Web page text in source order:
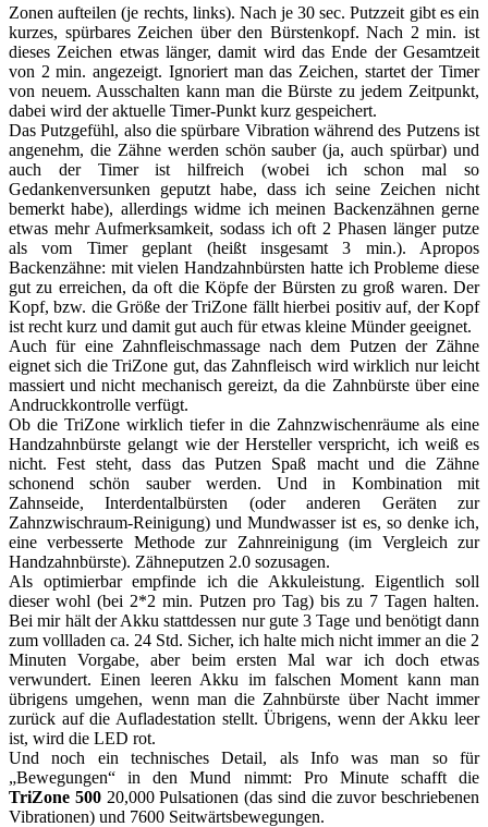
Zonen aufteilen (je rechts, links). Nach je 30 sec. Putzzeit gibt es ein
kurzes, spürbares Zeichen über den Bürstenkopf. Nach 2 min. ist
dieses Zeichen etwas länger, damit wird das Ende der Gesamtzeit
von 2 min. angezeigt. Ignoriert man das Zeichen, startet der Timer
von neuem. Ausschalten kann man die Bürste zu jedem Zeitpunkt,
dabei wird der aktuelle Timer-Punkt kurz gespeichert.
Das Putzgefühl, also die spürbare Vibration während des Putzens ist
angenehm, die Zähne werden schön sauber (ja, auch spürbar) und
auch der Timer ist hilfreich (wobei ich schon mal so
Gedankenversunken geputzt habe, dass ich seine Zeichen nicht
bemerkt habe), allerdings widme ich meinen Backenzähnen gerne
etwas mehr Aufmerksamkeit, sodass ich oft 2 Phasen länger putze
als vom Timer geplant (heißt insgesamt 3 min.). Apropos
Backenzähne: mit vielen Handzahnbürsten hatte ich Probleme diese
gut zu erreichen, da oft die Köpfe der Bürsten zu groß waren. Der
Kopf, bzw. die Größe der TriZone fällt hierbei positiv auf, der Kopf
ist recht kurz und damit gut auch für etwas kleine Münder geeignet.
Auch für eine Zahnfleischmassage nach dem Putzen der Zähne
eignet sich die TriZone gut, das Zahnfleisch wird wirklich nur leicht
massiert und nicht mechanisch gereizt, da die Zahnbürste über eine
Andruckkontrolle verfügt.
Ob die TriZone wirklich tiefer in die Zahnzwischenräume als eine
Handzahnbürste gelangt wie der Hersteller verspricht, ich weiß es
nicht. Fest steht, dass das Putzen Spaß macht und die Zähne
schonend schön sauber werden. Und in Kombination mit
Zahnseide, Interdentalbürsten (oder anderen Geräten zur
Zahnzwischraum-Reinigung) und Mundwasser ist es, so denke ich,
eine verbesserte Methode zur Zahnreinigung (im Vergleich zur
Handzahnbürste). Zähneputzen 2.0 sozusagen.
Als optimierbar empfinde ich die Akkuleistung. Eigentlich soll
dieser wohl (bei 2*2 min. Putzen pro Tag) bis zu 7 Tagen halten.
Bei mir hält der Akku stattdessen nur gute 3 Tage und benötigt dann
zum vollladen ca. 24 Std. Sicher, ich halte mich nicht immer an die 2
Minuten Vorgabe, aber beim ersten Mal war ich doch etwas
verwundert. Einen leeren Akku im falschen Moment kann man
übrigens umgehen, wenn man die Zahnbürste über Nacht immer
zurück auf die Aufladestation stellt. Übrigens, wenn der Akku leer
ist, wird die LED rot.
Und noch ein technisches Detail, als Info was man so für
„Bewegungen“ in den Mund nimmt: Pro Minute schafft die
TriZone 50020,000 Pulsationen (das sind die zuvor beschriebenen
Vibrationen) und 7600 Seitwärtsbewegungen.